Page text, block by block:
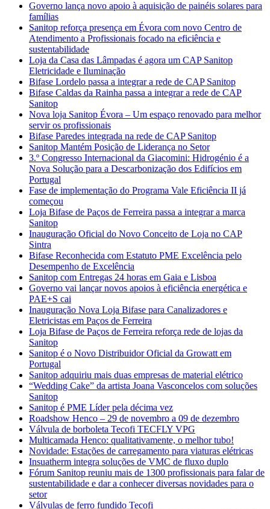
Governo lança novo apoio à aquisição de painéis solares para
famílias
Sanitop reforça presença em Évora com novo Centro de
Atendimento a Profissionais focado na eficiência e
sustentabilidade
Loja da Casa das Lâmpadas é agora um CAP Sanitop
Eletricidade e Iluminação
Bifase Lordelo passa a integrar a rede de CAP Sanitop
Bifase Caldas da Rainha passa a integrar a rede de CAP
Sanitop
Nova loja Sanitop Évora – Um espaço renovado para melhor
servir os profissionais
Bifase Paredes integrada na rede de CAP Sanitop
Sanitop Mantém Posição de Liderança no Setor
3.º Congresso Internacional da Giacomini: Hidrogénio é a
Nova Solução para a Descarbonização dos Edifícios em
Portugal
Fase de implementação do Programa Vale Eficiência II já
começou
Loja Bifase de Paços de Ferreira passa a integrar a marca
Sanitop
Inauguração Oficial do Novo Conceito de Loja no CAP
Sintra
Bifase Reconhecida com Estatuto PME Excelência pelo
Desempenho de Excelência
Sanitop com Entregas 24 horas em Gaia e Lisboa
Governo vai lançar novos apoios à eficiência energética e
PAE+S cai
Inauguração Nova Loja Bifase para Canalizadores e
Eletricistas em Paços de Ferreira
Loja Bifase de Paços de Ferreira reforça rede de lojas da
Sanitop
Sanitop é o Novo Distribuidor Oficial da Growatt em
Portugal
Sanitop adquiriu mais duas empresas de material elétrico
“Wedding Cake” da artista Joana Vasconcelos com soluções
Sanitop
Sanitop é PME Líder pela décima vez
Roadshow Henco – 29 de novembro a 09 de dezembro
Válvula de borboleta Tecofi TECFLY VPG
Multicamada Henco: qualitativamente, o melhor tubo!
Novidade: Estações de carregamento para viaturas elétricas
Insuatherm integra soluções de VMC de fluxo duplo
Fórum Sanitop reuniu mais de 1300 profissionais para falar de
sustentabilidade e dar a conhecer diversas novidades para o
setor
Válvulas de ferro fundido Tecofi